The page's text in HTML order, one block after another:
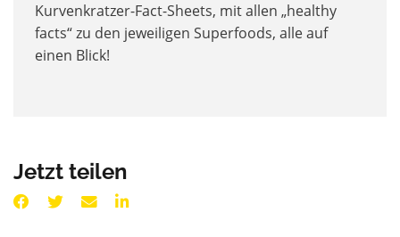
Kurvenkratzer-Fact-Sheets, mit allen „healthy
facts“ zu den jeweiligen Superfoods, alle auf
einen Blick!
Jetzt teilen